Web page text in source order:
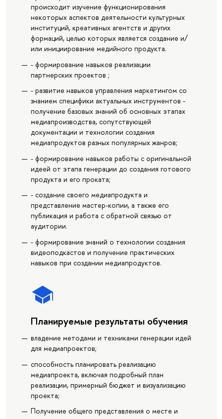
происходит изучение функционирования
некоторых аспектов деятельности культурных
институций, креативных агентств и других
формаций, целью которых является создание и/
или инициирование медийного продукта.
- формирование навыков реализации
партнерских проектов ;
- развитие навыков управления маркетингом со
знанием специфики актуальных инструментов -
получение базовых знаний об основных этапах
медиапроизводства, сопутствующей
документации и технологии создания
медиапродуктов разных популярных жанров;
- формирование навыков работы с оригинальной
идеей от этапа генерации до создания готового
продукта и его проката;
- создание своего медиапродукта и
представление мастер-копии, а также его
публикация и работа с обратной связью от
аудитории.
- формирование знаний о технологии создания
видеоподкастов и получение практических
навыков при создании медиапродуктов.
Планируемые результаты обучения
владение методами и техниками генерации идей
для медиапроектов;
способность планировать реализацию
медиапроекта, включая подробный план
реализации, примерный бюджет и визуализацию
проекта;
Получение общего представления о месте и